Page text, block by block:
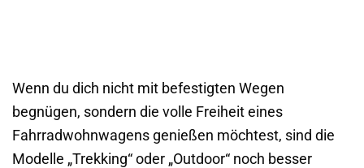
Wenn du dich nicht mit befestigten Wegen
begnügen, sondern die volle Freiheit eines
Fahrradwohnwagens genießen möchtest, sind die
Modelle „Trekking“ oder „Outdoor“ noch besser